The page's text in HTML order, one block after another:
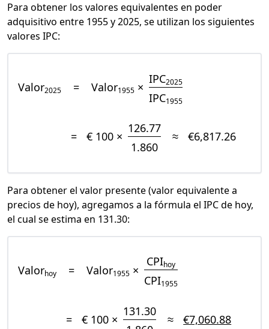
Para obtener los valores equivalentes en poder
adquisitivo entre 1955 y 2025, se utilizan los siguientes
valores IPC:
Valor2025 = Valor1955 ×
IPC2025
IPC1955
= € 100 ×
126.77
1.860
≈ €6,817.26
Para obtener el valor presente (valor equivalente a
precios de hoy), agregamos a la fórmula el IPC de hoy,
el cual se estima en 131.30:
Valorhoy = Valor1955 ×
CPIhoy
CPI1955
= € 100 ×
131.30
≈ €7,060.88